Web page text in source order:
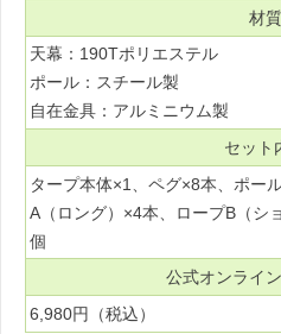
材質
天幕：190Tポリエステル
ポール：スチール製
自在金具：アルミニウム製
セット
タープ本体×1、ペグ×8本、ポー
A（ロング）×4本、ロープB（シ
個
公式オンライ
6,980円（税込）